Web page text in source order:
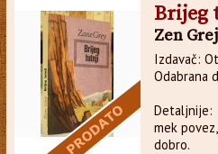
Brijeg
Zen Grej
Izdavač:
Odabrana
Detaljnije:
mek
dobro.